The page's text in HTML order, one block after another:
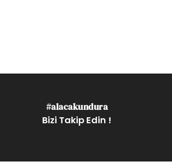
#alacakundura
Bizi Takip Edin !